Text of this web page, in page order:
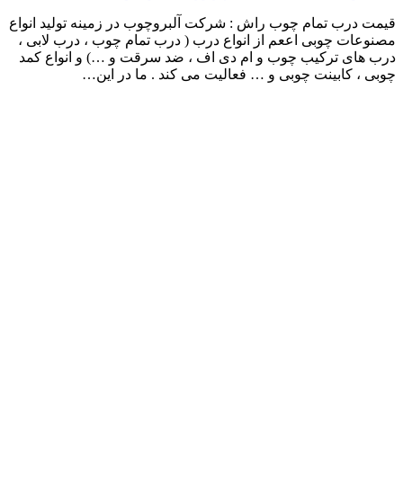
قیمت درب تمام چوب راش : شرکت آلبروچوب در زمینه تولید انواع
مصنوعات چوبی اععم از انواع درب ( درب تمام چوب ، درب لابی ،
درب های ترکیب چوب و ام دی اف ، ضد سرقت و …) و انواع کمد
چوبی ، کابینت چوبی و … فعالیت می کند . ما در این…